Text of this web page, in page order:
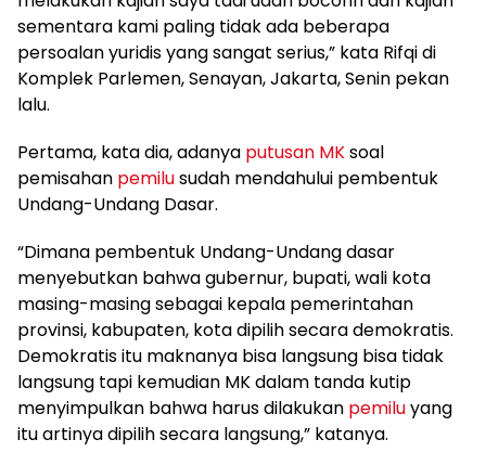
sementara kami paling tidak ada beberapa
persoalan yuridis yang sangat serius,” kata Rifqi di
Komplek Parlemen, Senayan, Jakarta, Senin pekan
lalu.
Pertama, kata dia, adanya putusan MKsoal
pemisahan pemilusudah mendahului pembentuk
Undang-Undang Dasar.
“Dimana pembentuk Undang-Undang dasar
menyebutkan bahwa gubernur, bupati, wali kota
masing-masing sebagai kepala pemerintahan
provinsi, kabupaten, kota dipilih secara demokratis.
Demokratis itu maknanya bisa langsung bisa tidak
langsung tapi kemudian MK dalam tanda kutip
menyimpulkan bahwa harus dilakukan pemiluyang
itu artinya dipilih secara langsung,” katanya.